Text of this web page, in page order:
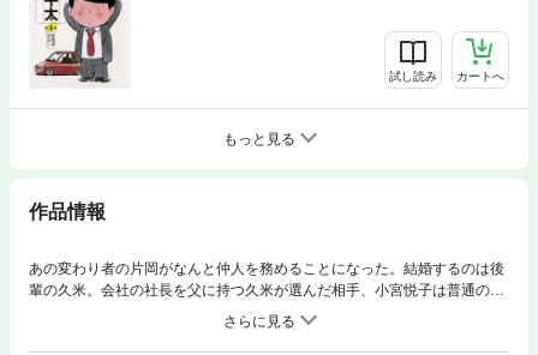
試し読み カートへ
もっと見る
作品情報
あの変わり者の片岡がなんと仲人を務めることになった。結婚するのは後
輩の久米。会社の社長を父に持つ久米が選んだ相手、小宮悦子は普通のO
L。自分が選んだ相手と結婚させようとしていた久米の母親は…。